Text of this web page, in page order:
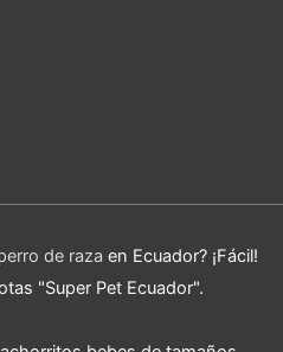
de raza en Ecuador? ¡Fácil!
"Super Pet Ecuador".